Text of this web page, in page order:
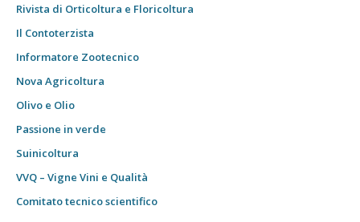
Rivista di Orticoltura e Floricoltura
Il Contoterzista
Informatore Zootecnico
Nova Agricoltura
Olivo e Olio
Passione in verde
Suinicoltura
VVQ – Vigne Vini e Qualità
Comitato tecnico scientifico